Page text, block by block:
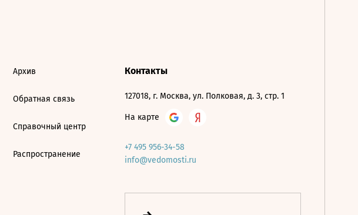
Архив
Обратная связь
Справочный центр
Распространение
Контакты
127018, г. Москва, ул. Полковая, д. 3, стр. 1
На карте
+7 495 956-34-58
info@vedomosti.ru